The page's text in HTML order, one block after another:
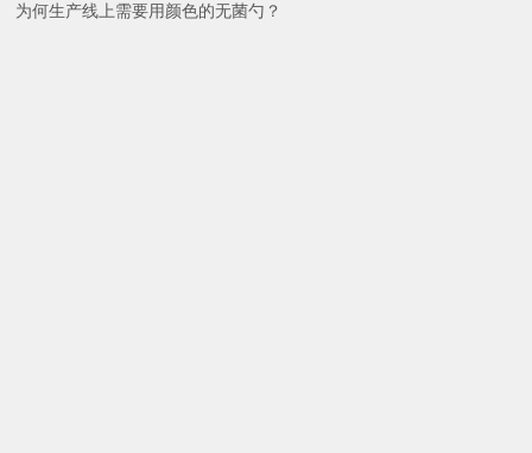
为何生产线上需要用颜色的无菌勺？